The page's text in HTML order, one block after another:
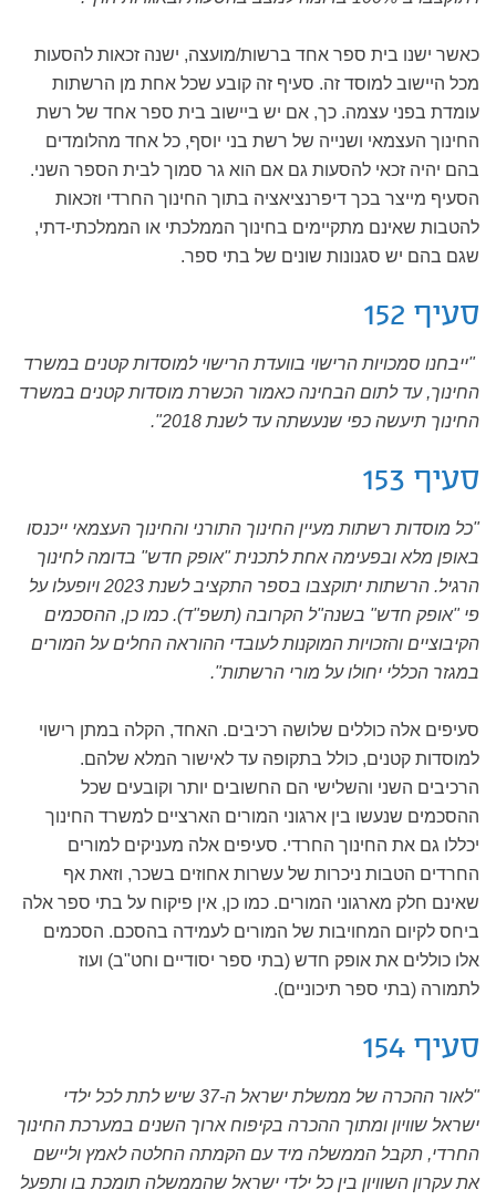
כאשר ישנו בית ספר אחד ברשות/מועצה, ישנה זכאות להסעות
מכל היישוב למוסד זה. סעיף זה קובע שכל אחת מן הרשתות
עומדת בפני עצמה. כך, אם יש ביישוב בית ספר אחד של רשת
החינוך העצמאי ושנייה של רשת בני יוסף, כל אחד מהלומדים
בהם יהיה זכאי להסעות גם אם הוא גר סמוך לבית הספר השני.
הסעיף מייצר בכך דיפרנציאציה בתוך החינוך החרדי וזכאות
להטבות שאינם מתקיימים בחינוך הממלכתי או הממלכתי-דתי,
שגם בהם יש סגנונות שונים של בתי ספר.
סעיף 152
"ייבחנו סמכויות הרישוי בוועדת הרישוי למוסדות קטנים במשרד
החינוך, עד לתום הבחינה כאמור הכשרת מוסדות קטנים במשרד
החינוך תיעשה כפי שנעשתה עד לשנת 2018".
סעיף 153
"כל מוסדות רשתות מעיין החינוך התורני והחינוך העצמאי ייכנסו
באופן מלא ובפעימה אחת לתכנית "אופק חדש" בדומה לחינוך
הרגיל. הרשתות יתוקצבו בספר התקציב לשנת 2023 ויופעלו על
פי "אופק חדש" בשנה"ל הקרובה (תשפ"ד). כמו כן, ההסכמים
הקיבוציים והזכויות המוקנות לעובדי ההוראה החלים על המורים
במגזר הכללי יחולו על מורי הרשתות".
סעיפים אלה כוללים שלושה רכיבים. האחד, הקלה במתן רישוי
למוסדות קטנים, כולל בתקופה עד לאישור המלא שלהם.
הרכיבים השני והשלישי הם החשובים יותר וקובעים שכל
ההסכמים שנעשו בין ארגוני המורים הארציים למשרד החינוך
יכללו גם את החינוך החרדי. סעיפים אלה מעניקים למורים
החרדים הטבות ניכרות של עשרות אחוזים בשכר, וזאת אף
שאינם חלק מארגוני המורים. כמו כן, אין פיקוח על בתי ספר אלה
ביחס לקיום המחויבות של המורים לעמידה בהסכם. הסכמים
אלו כוללים את אופק חדש (בתי ספר יסודיים וחט"ב) ועוז
לתמורה (בתי ספר תיכוניים).
סעיף 154
"לאור ההכרה של ממשלת ישראל ה-37 שיש לתת לכל ילדי
ישראל שוויון ומתוך ההכרה בקיפוח ארוך השנים במערכת החינוך
החרדי, תקבל הממשלה מיד עם הקמתה החלטה לאמץ וליישם
את עקרון השוויון בין כל ילדי ישראל שהממשלה תומכת בו ותפעל